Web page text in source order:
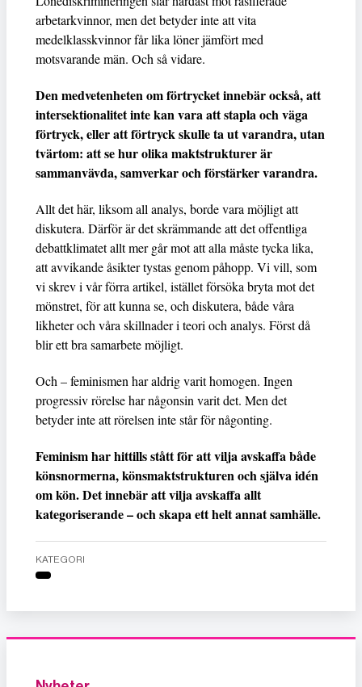
arbetarkvinnor, men det betyder inte att vita
medelklasskvinnor får lika löner jämfört med
motsvarande män. Och så vidare.
Den medvetenheten om förtrycket innebär också, att
intersektionalitet inte kan vara att stapla och väga
förtryck, eller att förtryck skulle ta ut varandra, utan
tvärtom: att se hur olika maktstrukturer är
sammanvävda, samverkar och förstärker varandra.
Allt det här, liksom all analys, borde vara möjligt att
diskutera. Därför är det skrämmande att det offentliga
debattklimatet allt mer går mot att alla måste tycka lika,
att avvikande åsikter tystas genom påhopp. Vi vill, som
vi skrev i vår förra artikel, istället försöka bryta mot det
mönstret, för att kunna se, och diskutera, både våra
likheter och våra skillnader i teori och analys. Först då
blir ett bra samarbete möjligt.
Och – feminismen har aldrig varit homogen. Ingen
progressiv rörelse har någonsin varit det. Men det
betyder inte att rörelsen inte står för någonting.
Feminism har hittills stått för att vilja avskaffa både
könsnormerna, könsmaktstrukturen och själva idén
om kön. Det innebär att vilja avskaffa allt
kategoriserande – och skapa ett helt annat samhälle.
KATEGORI